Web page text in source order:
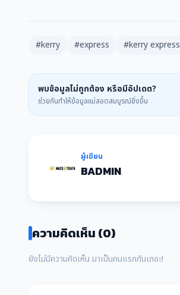
#kerry #express #kerry express
พบข้อมูลไม่ถูกต้อง หรือมีอัปเดต?
ช่วยกันทำให้ข้อมูลแม่สอดสมบูรณ์ยิ่งขึ้น
ผู้เขียน
BADMIN
ความคิดเห็น (0)
ยังไม่มีความคิดเห็น มาเป็นคนแรกกันเถอะ!